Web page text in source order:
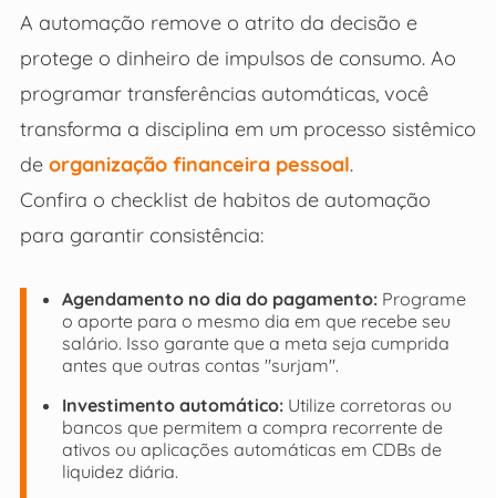
A automação remove o atrito da decisão e
protege o dinheiro de impulsos de consumo. Ao
programar transferências automáticas, você
transforma a disciplina em um processo sistêmico
de organização financeira pessoal.
Confira o checklist de habitos de automação
para garantir consistência:
Agendamento no dia do pagamento:Programe
o aporte para o mesmo dia em que recebe seu
salário. Isso garante que a meta seja cumprida
antes que outras contas "surjam".
Investimento automático:Utilize corretoras ou
bancos que permitem a compra recorrente de
ativos ou aplicações automáticas em CDBs de
liquidez diária.